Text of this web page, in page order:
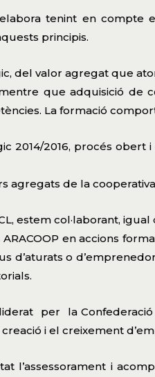
tenint en
principis.
del valor agregat que
que adquisició de
La formació
2014/2016, procés
agregats de la
estem col·laborant,
en accions
d’aturats o
per la
i el creixement
l’assessorament i